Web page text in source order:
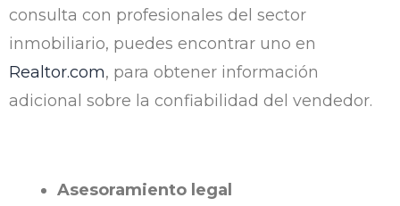
consulta con profesionales del sector
inmobiliario, puedes encontrar uno en
Realtor.com, para obtener información
adicional sobre la confiabilidad del vendedor.
Asesoramiento legal